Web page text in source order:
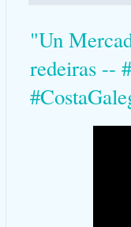
"Un
redeiras --